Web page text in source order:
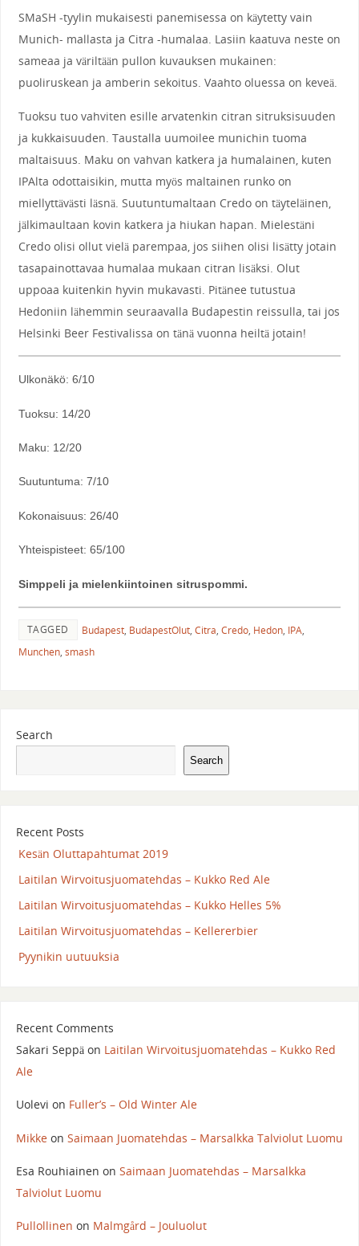
SMaSH -tyylin mukaisesti panemisessa on käytetty vain
Munich- mallasta ja Citra -humalaa. Lasiin kaatuva neste on
sameaa ja väriltään pullon kuvauksen mukainen:
puoliruskean ja amberin sekoitus. Vaahto oluessa on keveä.
Tuoksu tuo vahviten esille arvatenkin citran sitruksisuuden
ja kukkaisuuden. Taustalla uumoilee munichin tuoma
maltaisuus. Maku on vahvan katkera ja humalainen, kuten
IPAlta odottaisikin, mutta myös maltainen runko on
miellyttävästi läsnä. Suutuntumaltaan Credo on täyteläinen,
jälkimaultaan kovin katkera ja hiukan hapan. Mielestäni
Credo olisi ollut vielä parempaa, jos siihen olisi lisätty jotain
tasapainottavaa humalaa mukaan citran lisäksi. Olut
uppoaa kuitenkin hyvin mukavasti. Pitänee tutustua
Hedoniin lähemmin seuraavalla Budapestin reissulla, tai jos
Helsinki Beer Festivalissa on tänä vuonna heiltä jotain!
Ulkonäkö: 6/10
Tuoksu: 14/20
Maku: 12/20
Suutuntuma: 7/10
Kokonaisuus: 26/40
Yhteispisteet: 65/100
Simppeli ja mielenkiintoinen sitruspommi.
TAGGED Budapest, BudapestOlut, Citra, Credo, Hedon, IPA,
Munchen, smash
Search
Search
Recent Posts
Kesän Oluttapahtumat 2019
Laitilan Wirvoitusjuomatehdas – Kukko Red Ale
Laitilan Wirvoitusjuomatehdas – Kukko Helles 5%
Laitilan Wirvoitusjuomatehdas – Kellererbier
Pyynikin uutuuksia
Recent Comments
Sakari Seppäon Laitilan Wirvoitusjuomatehdas – Kukko Red
Ale
Uolevi on Fuller’s – Old Winter Ale
Mikkeon Saimaan Juomatehdas – Marsalkka Talviolut Luomu
Esa Rouhiainen on Saimaan Juomatehdas – Marsalkka
Talviolut Luomu
Pullollinen on Malmgård – Jouluolut